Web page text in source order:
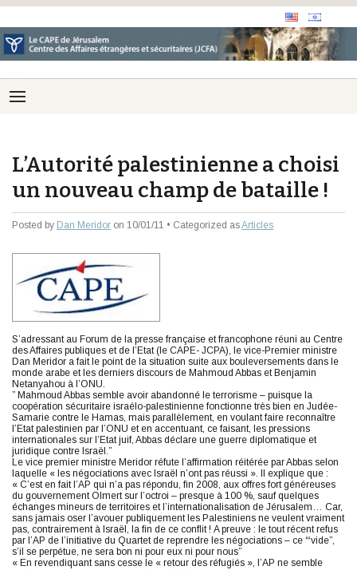
L’Autorité palestinienne a choisi
un nouveau champ de bataille !
Posted by Dan Meridor on 10/01/11 • Categorized asArticles
S’adressant au Forum de la presse française et francophone réuni au Centre
des Affaires publiques et de l’Etat (le CAPE- JCPA), le vice-Premier ministre
Dan Meridor a fait le point de la situation suite aux bouleversements dans le
monde arabe et les derniers discours de Mahmoud Abbas et Benjamin
Netanyahou à l’ONU.
” Mahmoud Abbas semble avoir abandonné le terrorisme – puisque la
coopération sécuritaire israélo-palestinienne fonctionne très bien en Judée-
Samarie contre le Hamas, mais parallèlement, en voulant faire reconnaître
l’Etat palestinien par l’ONU et en accentuant, ce faisant, les pressions
internationales sur l’Etat juif, Abbas déclare une guerre diplomatique et
juridique contre Israël.”
Le vice premier ministre Meridor réfute l’affirmation réitérée par Abbas selon
laquelle « les négociations avec Israël n’ont pas réussi ». Il explique que :
« C’est en fait l’AP qui n’a pas répondu, fin 2008, aux offres fort généreuses
du gouvernement Olmert sur l’octroi – presque à 100 %, sauf quelques
échanges mineurs de territoires et l’internationalisation de Jérusalem… Car,
sans jamais oser l’avouer publiquement les Palestiniens ne veulent vraiment
pas, contrairement à Israël, la fin de ce conflit ! A preuve : le tout récent refus
par l’AP de l’initiative du Quartet de reprendre les négociations – ce “‘vide”,
s’il se perpétue, ne sera bon ni pour eux ni pour nous”
« En revendiquant sans cesse le « retour des réfugiés », l’AP ne semble